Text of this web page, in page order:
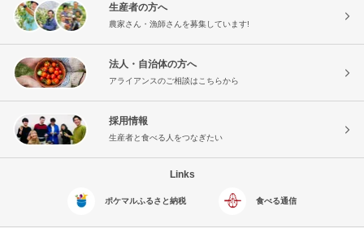
生産者の方へ
農家さん・漁師さんを募集しています!
法人・自治体の方へ
アライアンスのご相談はこちらから
採用情報
生産者と食べる人をつなぎたい
Links
ポケマルふるさと納税 食べる通信